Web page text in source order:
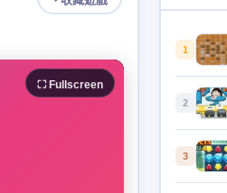
⛶ Fullscreen
1
2
3